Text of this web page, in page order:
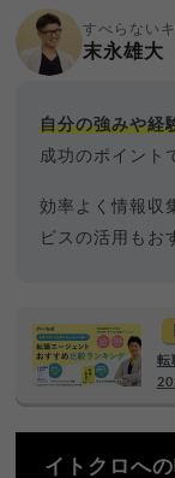
すべらない
末永雄大
自分の強みや経
成功のポイント
効率よく情報収
ビスの活用もお
転
イトクロへ